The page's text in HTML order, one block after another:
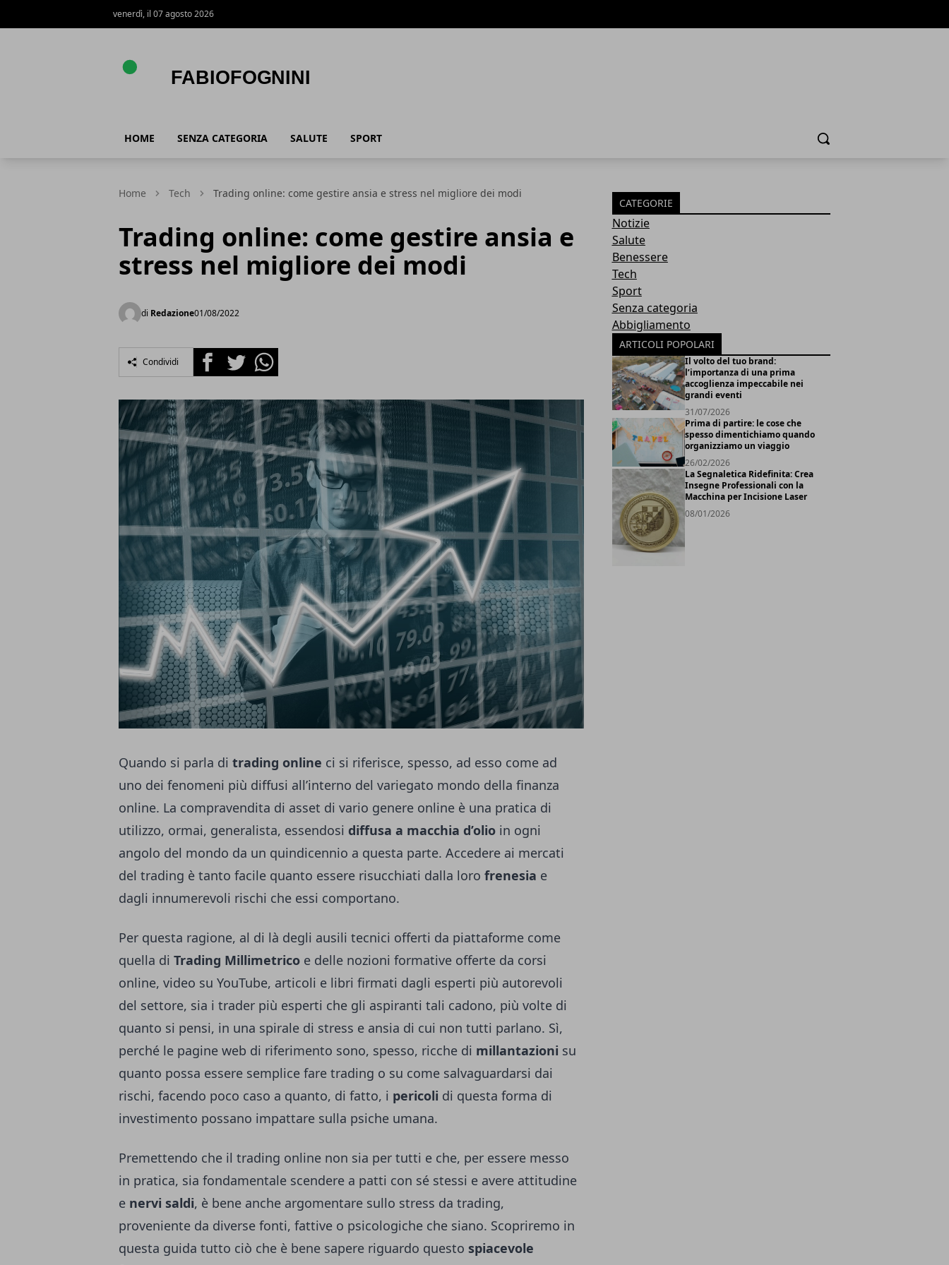
venerdì, il 07 agosto 2026
HOME SENZA CATEGORIA SALUTE SPORT Cerca
Home Tech Trading online: come gestire ansia e stress nel migliore dei modi
Trading online: come gestire ansia e
stress nel migliore dei modi
di Redazione01/08/2022
Condividi FacebookTwitterWhatsapp
Quando si parla di trading online ci si riferisce, spesso, ad esso come ad
uno dei fenomeni più diffusi all’interno del variegato mondo della finanza
online. La compravendita di asset di vario genere online è una pratica di
utilizzo, ormai, generalista, essendosi diffusa a macchia d’olio in ogni
angolo del mondo da un quindicennio a questa parte. Accedere ai mercati
del trading è tanto facile quanto essere risucchiati dalla loro frenesia e
dagli innumerevoli rischi che essi comportano.
Per questa ragione, al di là degli ausili tecnici offerti da piattaforme come
quella di Trading Millimetrico e delle nozioni formative offerte da corsi
online, video su YouTube, articoli e libri firmati dagli esperti più autorevoli
del settore, sia i trader più esperti che gli aspiranti tali cadono, più volte di
quanto si pensi, in una spirale di stress e ansia di cui non tutti parlano. Sì,
perché le pagine web di riferimento sono, spesso, ricche di millantazioni su
quanto possa essere semplice fare trading o su come salvaguardarsi dai
rischi, facendo poco caso a quanto, di fatto, i pericoli di questa forma di
investimento possano impattare sulla psiche umana.
Premettendo che il trading online non sia per tutti e che, per essere messo
in pratica, sia fondamentale scendere a patti con sé stessi e avere attitudine
e nervi saldi, è bene anche argomentare sullo stress da trading,
proveniente da diverse fonti, fattive o psicologiche che siano. Scopriremo in
questa guida tutto ciò che è bene sapere riguardo questo spiacevole
CATEGORIE
Notizie
Salute
Benessere
Tech
Sport
Senza categoria
Abbigliamento
ARTICOLI POPOLARI
Il volto del tuo brand:
l’importanza di una prima
accoglienza impeccabile nei
grandi eventi
31/07/2026
Prima di partire: le cose che
spesso dimentichiamo quando
organizziamo un viaggio
26/02/2026
La Segnaletica Ridefinita: Crea
Insegne Professionali con la
Macchina per Incisione Laser
08/01/2026